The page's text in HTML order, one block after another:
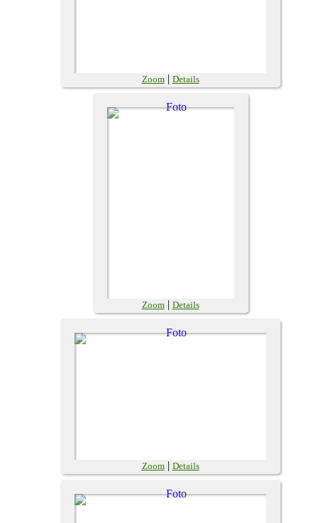
Zoom| Details
Zoom| Details
Zoom| Details